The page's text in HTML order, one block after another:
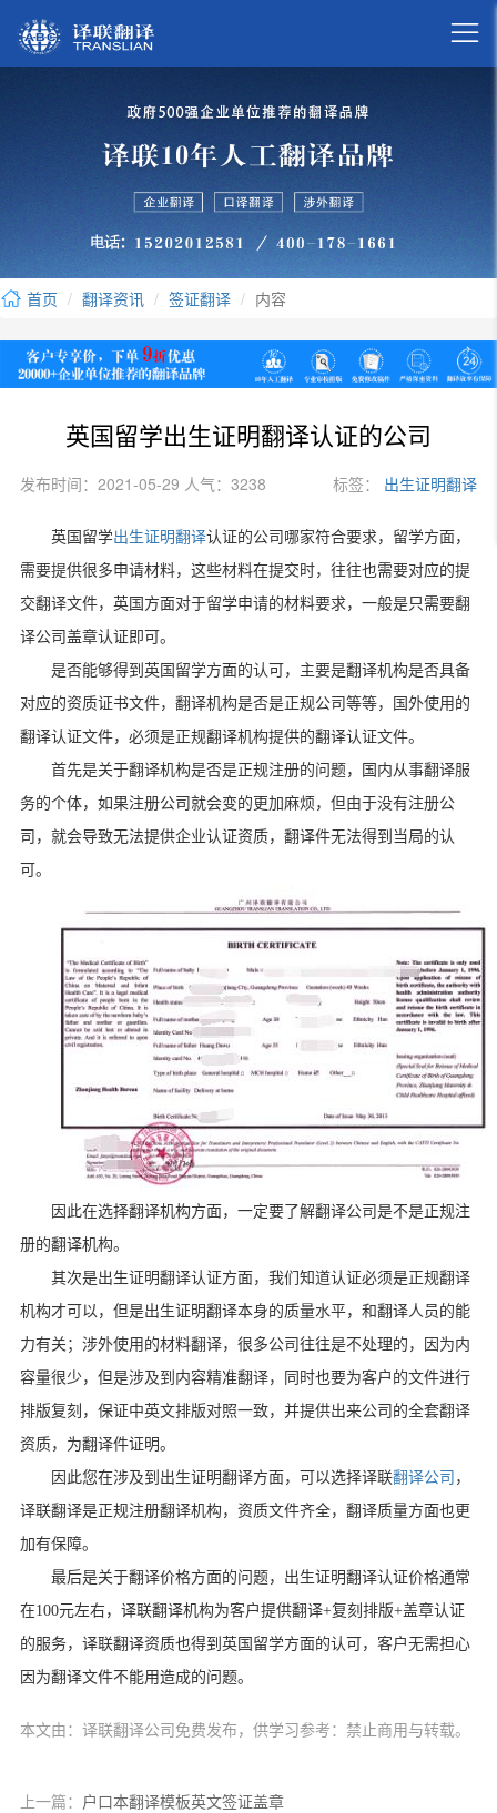

首页 翻译资讯 签证翻译 内容
英国留学出生证明翻译认证的公司
发布时间：2021-05-29 人气：3238 标签： 出生证明翻译
英国留学出生证明翻译认证的公司哪家符合要求，留学方面，
需要提供很多申请材料，这些材料在提交时，往往也需要对应的提
交翻译文件，英国方面对于留学申请的材料要求，一般是只需要翻
译公司盖章认证即可。
是否能够得到英国留学方面的认可，主要是翻译机构是否具备
对应的资质证书文件，翻译机构是否是正规公司等等，国外使用的
翻译认证文件，必须是正规翻译机构提供的翻译认证文件。
首先是关于翻译机构是否是正规注册的问题，国内从事翻译服
务的个体，如果注册公司就会变的更加麻烦，但由于没有注册公
司，就会导致无法提供企业认证资质，翻译件无法得到当局的认
可。
因此在选择翻译机构方面，一定要了解翻译公司是不是正规注
册的翻译机构。
其次是出生证明翻译认证方面，我们知道认证必须是正规翻译
机构才可以，但是出生证明翻译本身的质量水平，和翻译人员的能
力有关；涉外使用的材料翻译，很多公司往往是不处理的，因为内
容量很少，但是涉及到内容精准翻译，同时也要为客户的文件进行
排版复刻，保证中英文排版对照一致，并提供出来公司的全套翻译
资质，为翻译件证明。
因此您在涉及到出生证明翻译方面，可以选择译联翻译公司 ，
译联翻译是正规注册翻译机构，资质文件齐全，翻译质量方面也更
加有保障。
最后是关于翻译价格方面的问题，出生证明翻译认证价格通常
在100元左右，译联翻译机构为客户提供翻译+复刻排版+盖章认证
的服务，译联翻译资质也得到英国留学方面的认可，客户无需担心
因为翻译文件不能用造成的问题。
本文由：译联翻译公司免费发布，供学习参考：禁止商用与转载。
上一篇： 户口本翻译模板英文签证盖章